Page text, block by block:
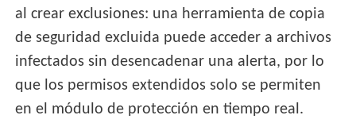
al crear exclusiones: una herramienta de copia
de seguridad excluida puede acceder a archivos
infectados sin desencadenar una alerta, por lo
que los permisos extendidos solo se permiten
en el módulo de protección en tiempo real.